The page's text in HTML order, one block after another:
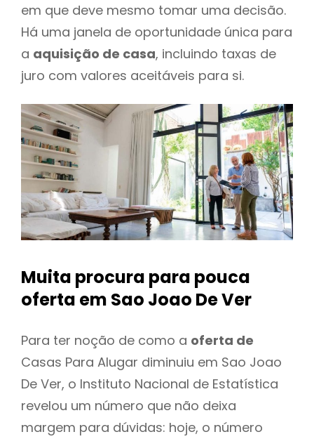
em que deve mesmo tomar uma decisão.
Há uma janela de oportunidade única para
a aquisição de casa, incluindo taxas de
juro com valores aceitáveis para si.
Muita procura para pouca
oferta em Sao Joao De Ver
Para ter noção de como a oferta de
Casas Para Alugar diminuiu em Sao Joao
De Ver, o Instituto Nacional de Estatística
revelou um número que não deixa
margem para dúvidas: hoje, o número